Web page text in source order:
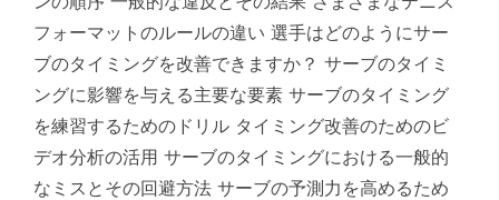
フォーマットのルールの違い 選手はどのようにサー
ブのタイミングを改善できますか？ サーブのタイミ
ングに影響を与える主要な要素 サーブのタイミング
を練習するためのドリル タイミング改善のためのビ
デオ分析の活用 サーブのタイミングにおける一般的
なミスとその回避方法 サーブの予測力を高めるため